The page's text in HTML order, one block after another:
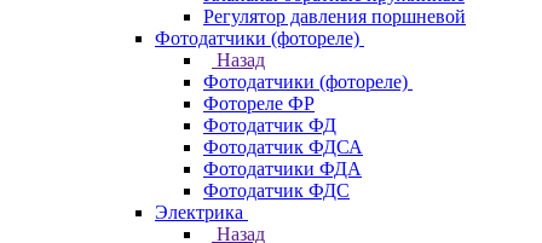
Регулятор давления поршневой
Фотодатчики (фотореле)
Назад
Фотодатчики (фотореле)
Фотореле ФР
Фотодатчик ФД
Фотодатчик ФДСА
Фотодатчики ФДА
Фотодатчик ФДС
Электрика
Назад